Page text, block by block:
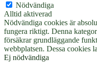
Nödvändiga
Alltid aktiverad
Nödvändiga cookies är
fungera riktigt. Denna
försäkrar grundläggande
webbplatsen. Dessa cookies
Ej nödvändiga